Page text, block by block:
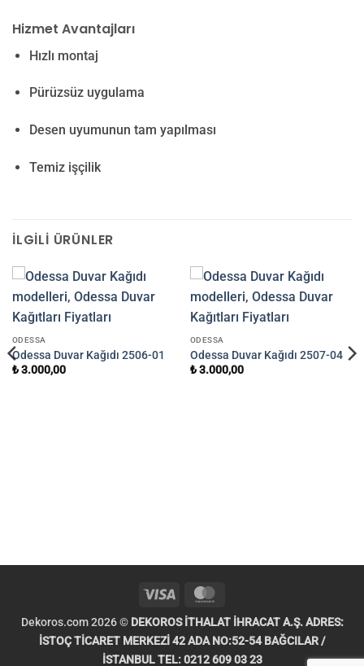
Hizmet Avantajları
Hızlı montaj
Pürüzsüz uygulama
Desen uyumunun tam yapılması
Temiz işçilik
İLGILI ÜRÜNLER
ODESSA
Odessa Duvar Kağıdı 2506-01
₺3.000,00
ODESSA
Odessa Duvar Kağıdı 2507-04
₺3.000,00
Visa
Dekoros.com 2026 © DEKOROS İTHALAT İHRACAT A.Ş. ADRES:
İSTOÇ TİCARET MERKEZİ 42 ADA NO:52-54 BAĞCILAR /
İSTANBUL TEL: 0212 609 03 23